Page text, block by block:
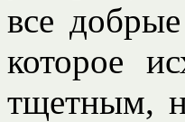
все
которое
тщетным,